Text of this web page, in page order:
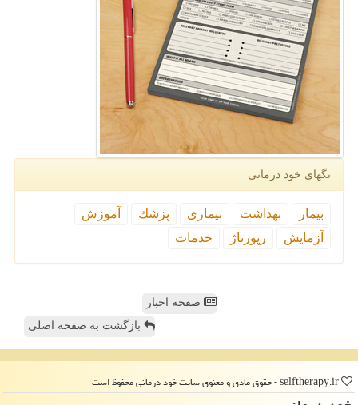
تگهای خود درمانی
بیمار بهداشت بیماری پزشك
آموزش
آزمایش
رپورتاژ خدمات
صفحه اخبار
بازگشت به صفحه اصلی